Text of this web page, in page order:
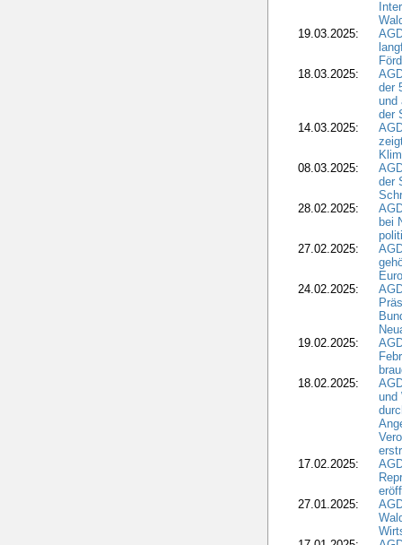
19.03.2025:
18.03.2025:
der
und
der
14.03.2025:
08.03.2025:
der
28.02.2025:
bei
27.02.2025:
24.02.2025:
19.02.2025:
18.02.2025:
und
17.02.2025:
27.01.2025: